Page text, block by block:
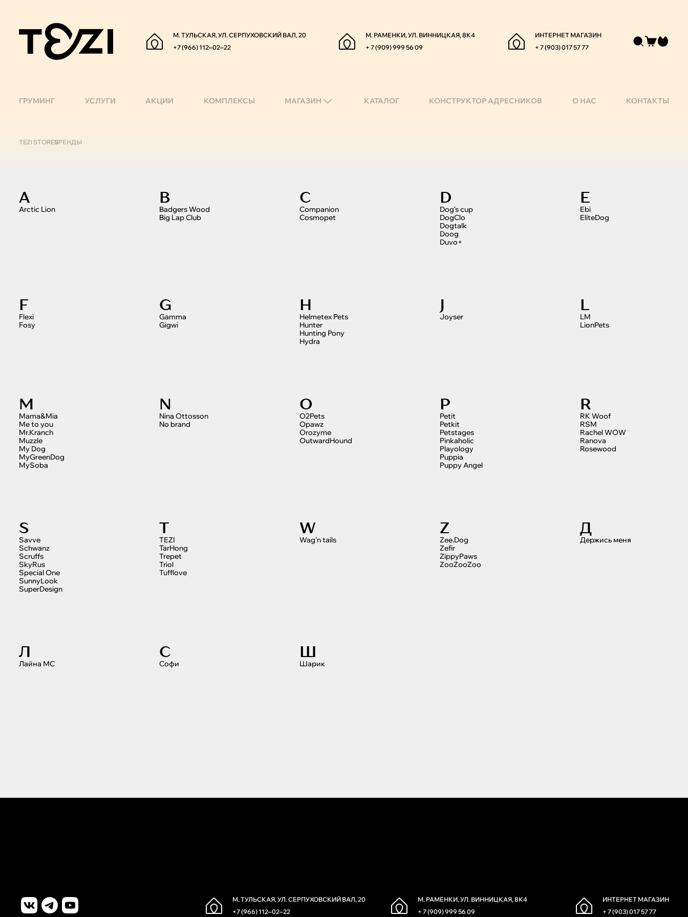
М. ТУЛЬСКАЯ, УЛ. СЕРПУХОВСКИЙ ВАЛ, 20
+7 (966) 112‒02‒22
М. РАМЕНКИ, УЛ. ВИННИЦКАЯ, 8К4
+ 7 (909) 999 56 09
ИНТЕРНЕТ МАГАЗИН
+ 7 (903) 017 57 77
ГРУМИНГ УСЛУГИ АКЦИИ КОМПЛЕКСЫ МАГАЗИН КАТАЛОГ КОНСТРУКТОР АДРЕСНИКОВ О НАС КОНТАКТЫ
TEZI STOREБРЕНДЫ
A
Arctic Lion
B
Badgers Wood
Big Lap Club
C
Companion
Cosmopet
D
Dog's cup
DogClo
Dogtalk
Doog
Duvo+
E
Ebi
EliteDog
F
Flexi
Fosy
G
Gamma
Gigwi
H
Helmetex Pets
Hunter
Hunting Pony
Hydra
J
Joyser
L
LM
LionPets
M
Mama&Mia
Me to you
Mr.Kranch
Muzzle
My Dog
MyGreenDog
MySoba
N
Nina Ottosson
No brand
O
O2Pets
Opawz
Orozyme
OutwardHound
P
Petit
Petkit
Petstages
Pinkaholic
Playology
Puppia
Puppy Angel
R
RK Woof
RSM
Rachel WOW
Ranova
Rosewood
S
Savve
Schwanz
Scruffs
SkyRus
Special One
SunnyLook
SuperDesign
T
TEZI
TarHong
Trepet
Triol
Tufflove
W
Wag’n tails
Z
Zee.Dog
Zefir
ZippyPaws
ZooZooZoo
Д
Держись меня
Л
Лайна МС
С
Софи
Ш
Шарик
М. ТУЛЬСКАЯ, УЛ. СЕРПУХОВСКИЙ ВАЛ, 20
+7 (966) 112‒02‒22
М. РАМЕНКИ, УЛ. ВИННИЦКАЯ, 8К4
+ 7 (909) 999 56 09
ИНТЕРНЕТ МАГАЗИН
+ 7 (903) 017 57 77